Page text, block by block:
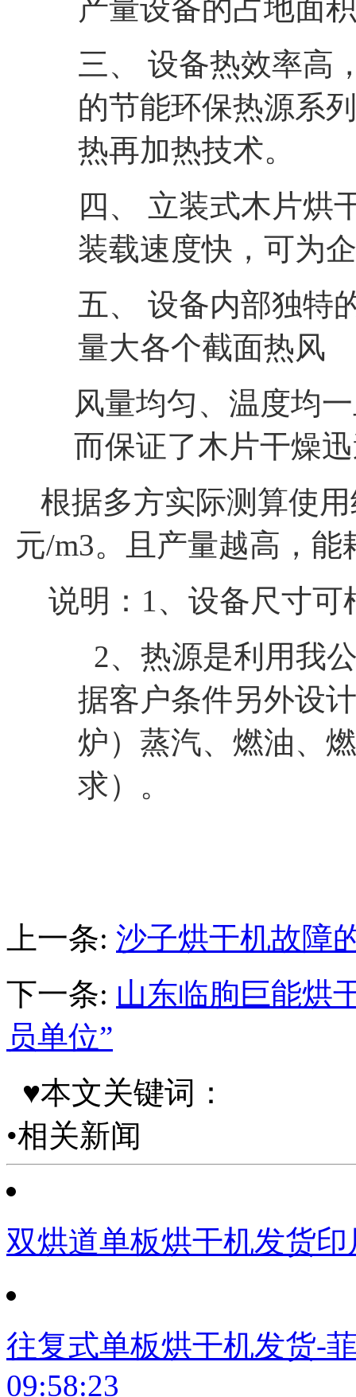
产量设备的占地面
三、 设备热效率高
的节能环保热源系
热再加热技术。
四、 立装式木片烘
装载速度快，可为
五、 设备内部独特
量大各个截面热风
风量均匀、温度均
而保证了木片干燥
根据多方实际测算使
元/m3。且产量越高，能
说明：1、设备尺寸
2、热源是利用我
据客户条件另外设
炉）蒸汽、燃油、
求）。
上一条: 沙子烘干机故障
下一条: 山东临朐巨能烘
员单位​”
♥本文关键词：
•相关新闻
双烘道单板烘干机发货印
往复式单板烘干机发货-
09:58:23